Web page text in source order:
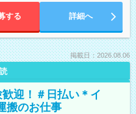
する 詳細へ
掲載日：2026.08.06
迎！＃日払い＊イ
搬のお仕事